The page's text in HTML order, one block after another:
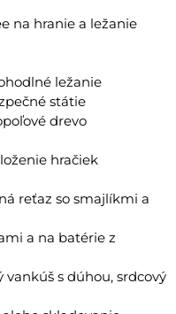
na hranie a ležanie
ležanie
státie
drevo
hračiek
reťaz so smajlíkmi a
a na batérie z
vankúš s dúhou, srdcový